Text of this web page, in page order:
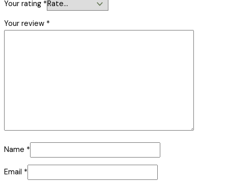
Your rating *
Your review *
Name *
Email *